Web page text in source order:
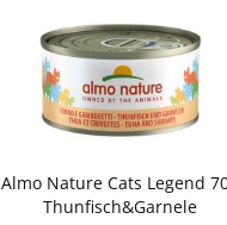
Almo Nature Cats Legend
Thunfisch&Garnele